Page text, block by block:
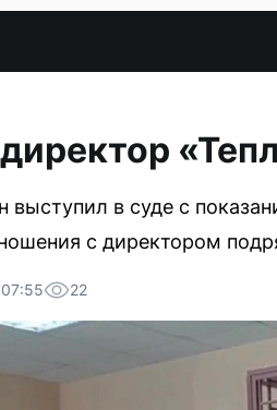
выступил в суде с
с директором
22